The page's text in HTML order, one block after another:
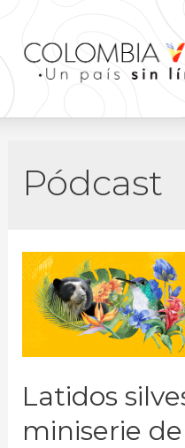
Pódcast
Latidos
miniserie